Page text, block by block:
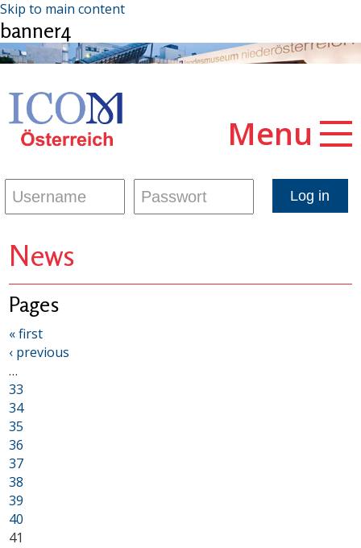
Skip to main content
banner4
Menu
News
Pages
« first
‹ previous
…
33
34
35
36
37
38
39
40
41